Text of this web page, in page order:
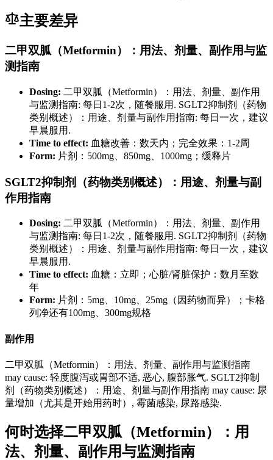
主要差异
二甲双胍（Metformin）：用法、剂量、副作用与监
测指南
Dosing: 二甲双胍（Metformin）：用法、剂量、副作用
与监测指南: 每日1-2次，随餐服用. SGLT2抑制剂（药物
类别概述）：用途、剂量与副作用指南: 每日一次，建议
早晨服用.
Time to effect: 血糖改善：数天内；完全效果：1-2周
Form: 片剂：500mg、850mg、1000mg；缓释片
SGLT2抑制剂（药物类别概述）：用途、剂量与副
作用指南
Dosing: 二甲双胍（Metformin）：用法、剂量、副作用
与监测指南: 每日1-2次，随餐服用. SGLT2抑制剂（药物
类别概述）：用途、剂量与副作用指南: 每日一次，建议
早晨服用.
Time to effect: 血糖：立即；心脏/肾脏保护：数月至数
年
Form: 片剂：5mg、10mg、25mg（因药物而异）；卡格
列净还有100mg、300mg规格
副作用
二甲双胍（Metformin）：用法、剂量、副作用与监测指南
may cause: 轻度腹泻或胃部不适, 恶心, 腹部胀气. SGLT2抑制
剂（药物类别概述）：用途、剂量与副作用指南 may cause: 尿
量增加（尤其是开始用药时）, 霉菌感染, 尿路感染.
何时选择二甲双胍（Metformin）：用
法、剂量、副作用与监测指南